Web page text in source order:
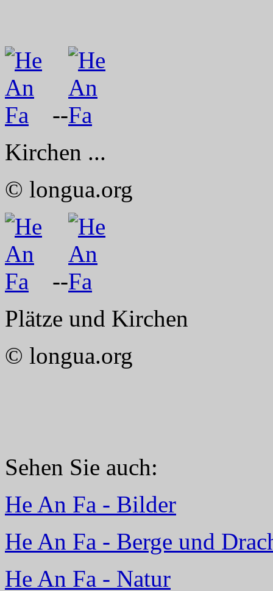
--
Kirchen ...
© longua.org
--
Plätze und Kirchen
© longua.org
Sehen Sie auch:
He An Fa - Bilder
He An Fa - Berge und
He An Fa - Natur